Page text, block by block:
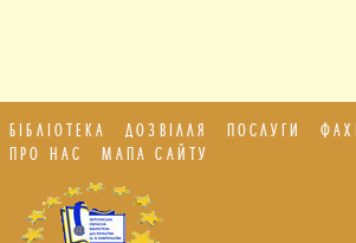
БІБЛІОТЕКА ДОЗВІЛЛЯ ПОСЛУГИ
ПРО НАС
МАПА САЙТУ